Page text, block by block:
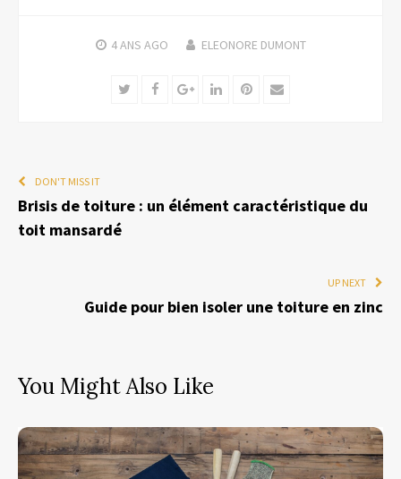
4 ANS AGO ELEONORE DUMONT
TwitterFacebookGoogle+LinkedInPinterest
Email
DON'T MISS IT
Brisis de toiture : un élément caractéristique du
toit mansardé
UP NEXT
Guide pour bien isoler une toiture en zinc
You Might Also Like